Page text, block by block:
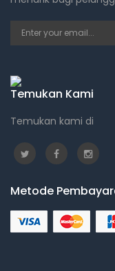
Temukan Kami
Temukan kami di
Metode